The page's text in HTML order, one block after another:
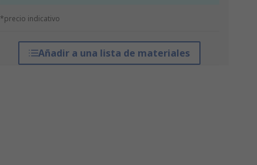
*precio indicativo
Añadir a una lista de materiales